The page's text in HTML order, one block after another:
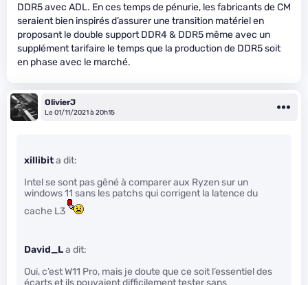
DDR5 avec ADL. En ces temps de pénurie, les fabricants de CM
seraient bien inspirés d’assurer une transition matériel en
proposant le double support DDR4 & DDR5 même avec un
supplément tarifaire le temps que la production de DDR5 soit
en phase avec le marché.
OlivierJ
Le 01/11/2021 à 20h15
xillibita dit:
Intel se sont pas gêné à comparer aux Ryzen sur un
windows 11 sans les patchs qui corrigent la latence du
cache L3
David_La dit:
Oui, c’est W11 Pro, mais je doute que ce soit l’essentiel des
écarts et ils pouvaient difficilement tester sans